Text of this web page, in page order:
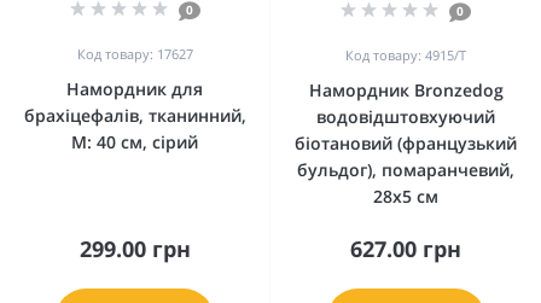
0
Код товару: 17627
Намордник для
брахіцефалів, тканинний,
М: 40 см, сірий
299.00 грн
0
Код товару: 4915/Т
Намордник Bronzedog
водовідштовхуючий
біотановий (французький
бульдог), помаранчевий,
28х5 см
627.00 грн